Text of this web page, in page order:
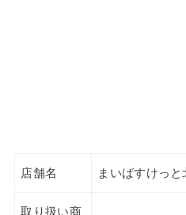
店舗名 まいばすけっ
取り扱い商